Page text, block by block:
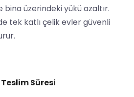
bina üzerindeki yükü azaltır.
tek katlı çelik evler güvenli
Teslim Süresi